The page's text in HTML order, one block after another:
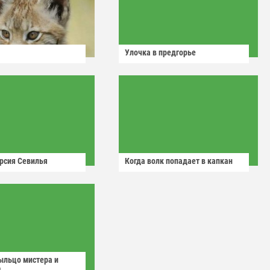
Улочка в предгорье
Севилья Когда волк попадает в капкан
мистера и